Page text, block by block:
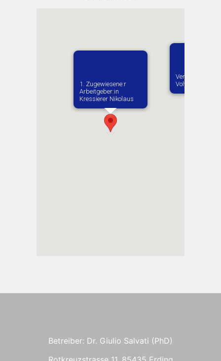
Vermutlich
Volytsya
1. Zugewiesene:r
Arbeitgeber:in​
Kressierer Nikolaus
Betreiber: Dr. Giulio Salvati (PhD)